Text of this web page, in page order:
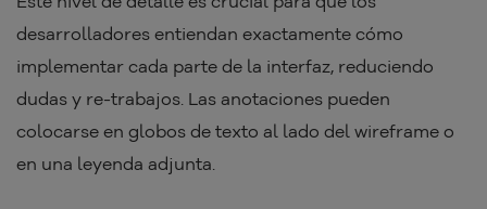
desarrolladores entiendan exactamente cómo
implementar cada parte de la interfaz, reduciendo
dudas y re-trabajos. Las anotaciones pueden
colocarse en globos de texto al lado del wireframe o
en una leyenda adjunta.